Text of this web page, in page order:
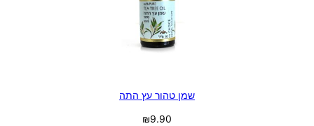
שמן טהור עץ התה
₪9.90